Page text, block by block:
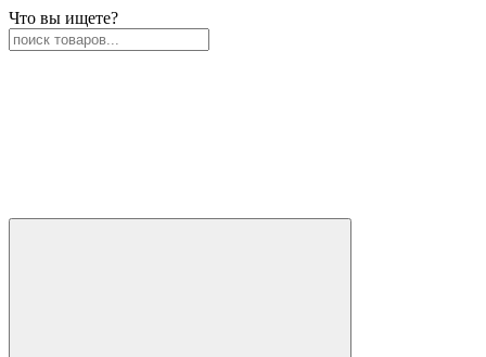
Что вы ищете?